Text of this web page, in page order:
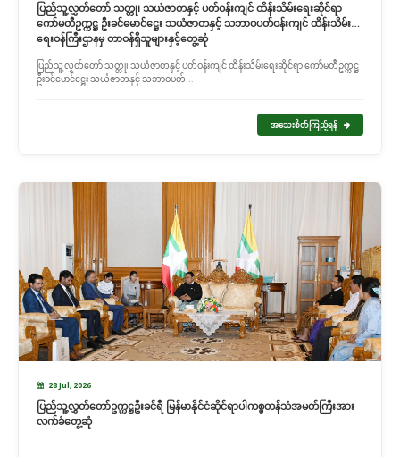
ပြည်သူ့လွှတ်တော် သတ္တု၊ သယံဇာတနှင့် ပတ်ဝန်းကျင် ထိန်းသိမ်းရေးဆိုင်ရာ
ကော်မတီဥက္ကဋ္ဌ ဦးခင်မောင်ဋ္ဌေး သယံဇာတနှင့် သဘာဝပတ်ဝန်းကျင် ထိန်းသိမ်း
ရေးဝန်ကြီးဌာနမှ တာဝန်ရှိသူများနှင့်တွေ့ဆုံ
ပြည်သူ့လွှတ်တော် သတ္တု၊ သယံဇာတနှင့် ပတ်ဝန်းကျင် ထိန်းသိမ်းရေးဆိုင်ရာ ကော်မတီဥက္ကဋ္ဌ
ဦးခင်မောင်ဋ္ဌေး သယံဇာတနှင့် သဘာဝပတ်...
အသေးစိတ်ကြည့်ရန်
28 Jul, 2026
ပြည်သူ့လွှတ်တော်ဥက္ကဋ္ဌဦးခင်ရီ မြန်မာနိုင်ငံဆိုင်ရာပါကစ္စတန်သံအမတ်ကြီးအား
လက်ခံတွေ့ဆုံ